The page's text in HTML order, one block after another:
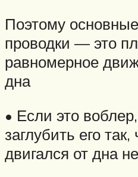
Поэтому
проводки — это
равномерное
дна
• Если это
заглубить его
двигался от дна